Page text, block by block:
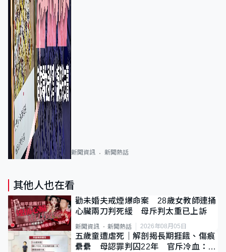
新聞資訊 新聞熱話
其他人也在看
勸未婚夫戒煙爆命案 28歲女教師連捅
心臟兩刀判死緩 母斥判太重已上訴
新聞資訊 新聞熱話 2026年08月05日
五歲童遭虐死｜解剖揭長期捱餓、傷痕
纍纍 母認罪判囚22年 官斥冷血：同